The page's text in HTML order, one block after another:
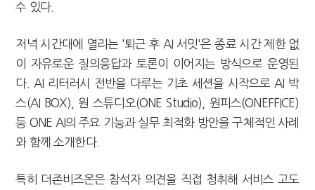
수 있다.
저녁 시간대에 열리는 '퇴근 후 AI 서밋'은 종료 시간 제한 없
이 자유로운 질의응답과 토론이 이어지는 방식으로 운영된
다. AI 리터러시 전반을 다루는 기초 세션을 시작으로 AI 박
스(AI BOX), 원 스튜디오(ONE Studio), 원피스(ONEFFICE)
등 ONE AI의 주요 기능과 실무 최적화 방안을 구체적인 사례
와 함께 소개한다.
특히 더존비즈온은 참석자 의견을 직접 청취해 서비스 고도